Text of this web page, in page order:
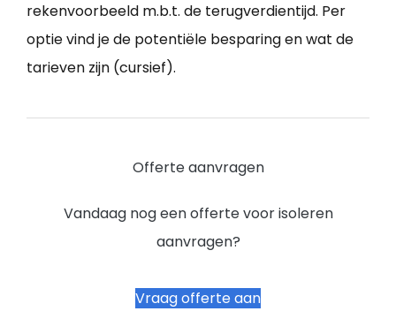
rekenvoorbeeld m.b.t. de terugverdientijd. Per
optie vind je de potentiële besparing en wat de
tarieven zijn (cursief).
Offerte aanvragen
Vandaag nog een offerte voor isoleren
aanvragen?
Vraag offerte aan